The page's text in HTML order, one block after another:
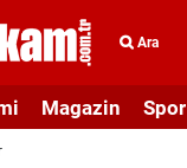
Ara
Magazin Spor